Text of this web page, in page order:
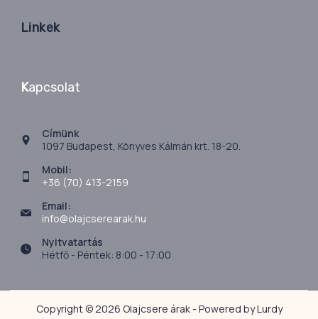
Linkek
Kapcsolat
Címünk
1097 Budapest, Könyves Kálmán krt. 18-20.
Mobil:
+36 (70) 413-2159
Email:
info@olajcserearak.hu
Nyitvatartás
Hétfő - Péntek: 8:00 - 17:00
Copyright © 2026 Olajcsere árak - Powered by Lurdy